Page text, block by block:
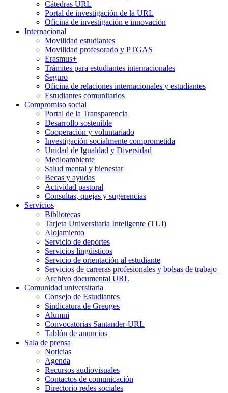
Cátedras URL
Portal de investigación de la URL
Oficina de investigación e innovación
Internacional
Movilidad estudiantes
Movilidad profesorado y PTGAS
Erasmus+
Trámites para estudiantes internacionales
Seguro
Oficina de relaciones internacionales y estudiantes
Estudiantes comunitarios
Compromiso social
Portal de la Transparencia
Desarrollo sostenible
Cooperación y voluntariado
Investigación socialmente comprometida
Unidad de Igualdad y Diversidad
Medioambiente
Salud mental y bienestar
Becas y ayudas
Actividad pastoral
Consultas, quejas y sugerencias
Servicios
Bibliotecas
Tarjeta Universitaria Inteligente (TUI)
Alojamiento
Servicio de deportes
Servicios lingüísticos
Servicio de orientación al estudiante
Servicios de carreras profesionales y bolsas de trabajo
Archivo documental URL
Comunidad universitaria
Consejo de Estudiantes
Sindicatura de Greuges
Alumni
Convocatorias Santander-URL
Tablón de anuncios
Sala de prensa
Noticias
Agenda
Recursos audiovisuales
Contactos de comunicación
Directorio redes sociales